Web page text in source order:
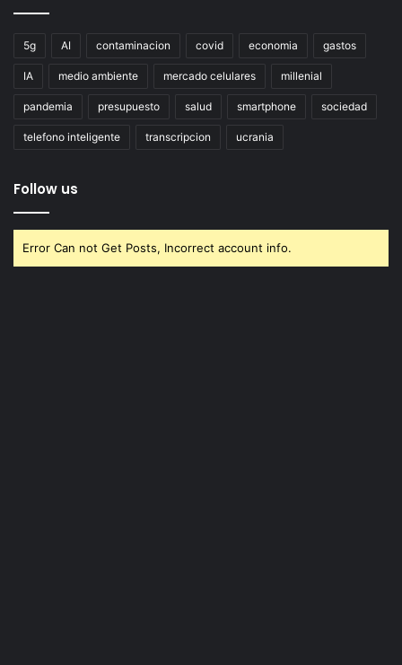
5g AI contaminacion covid economia gastos
IA medio ambiente mercado celulares millenial
pandemia presupuesto salud smartphone sociedad
telefono inteligente transcripcion ucrania
Follow us
Error Can not Get Posts, Incorrect account info.